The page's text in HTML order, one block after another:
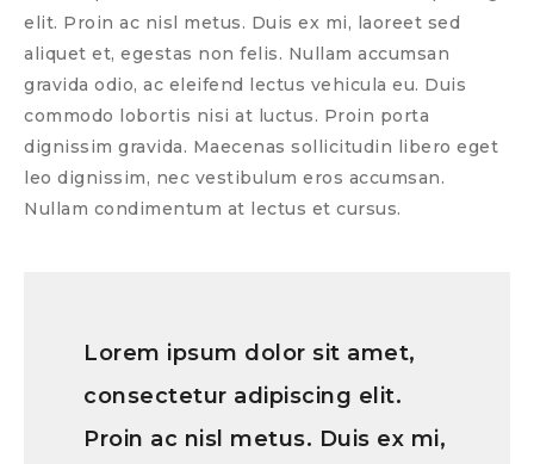
elit. Proin ac nisl metus. Duis ex mi, laoreet sed
aliquet et, egestas non felis. Nullam accumsan
gravida odio, ac eleifend lectus vehicula eu. Duis
commodo lobortis nisi at luctus. Proin porta
dignissim gravida. Maecenas sollicitudin libero eget
leo dignissim, nec vestibulum eros accumsan.
Nullam condimentum at lectus et cursus.
Lorem ipsum dolor sit amet,
consectetur adipiscing elit.
Proin ac nisl metus. Duis ex mi,